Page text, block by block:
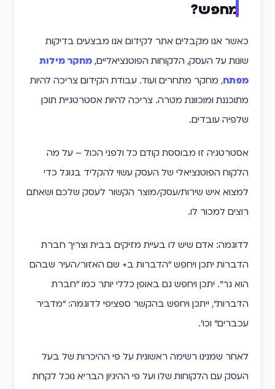
מחפש?
כאשר אנו מקבלים אתר לקידום אנו מבצעים בדיקות
שונות על העסק, הלקוחות הפוטנציאליים, מחקר מילות
מפתח, מחקר מתחרים ועוד. עבודת הקידום צריכה להיות
מתוכננת ומוכוונת מטרה. צריכה להיות אסטרטגיית תוכן
שלפיה עובדים.
אסטרטגיה זו מבוססת קודם כל ולפני הכול – על מה
הלקוח הפוטנציאלי של העסק עשוי להקליד בגוגל כדי
למצוא איש שירות/עסק/מוצר הקשור לעסק שלכם ושאתם
רוצים למכור לו.
לדוגמה: אדם שיש לו בעיית מזיקים בבית וצריך חברת
הדברות יתכן ויחפש "הדברות ב+ שם האזור/העיר שבהם
הוא גר". יתכן ויחפש גם באופן כללי יותר כמו "חברת
הדברות", ייתכן ויחפש בהקשר ספציפי לדוגמה: "מדביר
עכברים" וכו'.
לאחר שמנינו רשימה ראשונית על פי ההיכרות של בעל
העסק עם הלקוחות שלו ועל פי ההיגיון הבריא נוכל לקחת